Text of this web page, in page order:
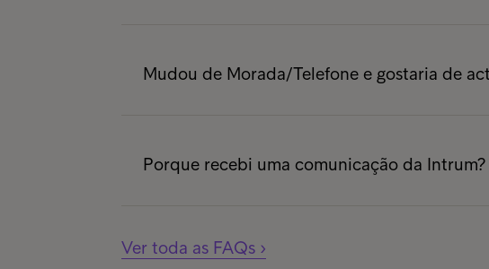
disponha destes elementos, ou dificuldade
gosto em ajudá-lo a resolver este assunto.
Mudou de Morada/Telefone e gostaria de
mensagem Alteração de Morada, ou
que a alteração só ocorrerá mediante envio
Porque recebi uma comunicação da Intrum?
provavelmente terá ocorrido um atraso no
Ver toda as FAQs ›